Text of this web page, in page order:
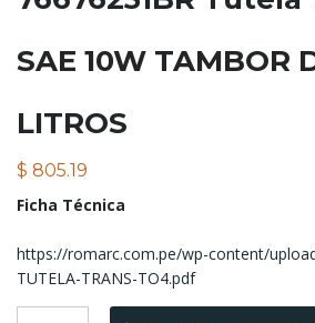
SAE 10W TAMBOR
LITROS
$ 805.19
Ficha Técnica
https://romarc.com.pe/wp-content/
TUTELA-TRANS-TO4.pdf